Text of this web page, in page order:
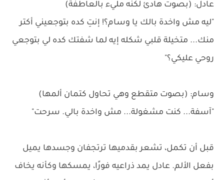
عادل: (بصوت هادئ لكنه مليء بالعاطفة)
"ليه مش واخدة بالك يا وسام؟! إنتِ كده بتوجعيني أكتر
منك... متخيلة قلبي شكله إيه لما شفتك كده لي بتوجعي
روحي عليكي؟"
وسام: (بصوت متقطع وهي تحاول كتمان ألمها)
"آسفة... كنت مشغولة... مش واخدة بالي. سرحت"
قبل أن تكمل، تشعر بقدميها ترتجفان وجسدها يميل
بفعل الألم. عادل يمد ذراعيه فورًا، يمسكها وكأنه يخاف